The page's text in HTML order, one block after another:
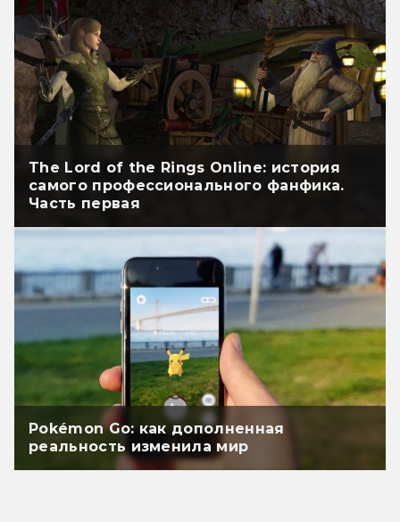
The Lord of the Rings Online: история
самого профессионального фанфика.
Часть первая
Pokémon Go: как дополненная
реальность изменила мир